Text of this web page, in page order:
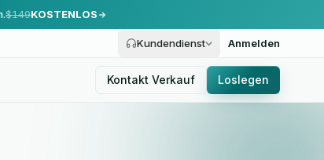
$149KOSTENLOS
Kundendienst Anmelden
Kontakt Verkauf Loslegen